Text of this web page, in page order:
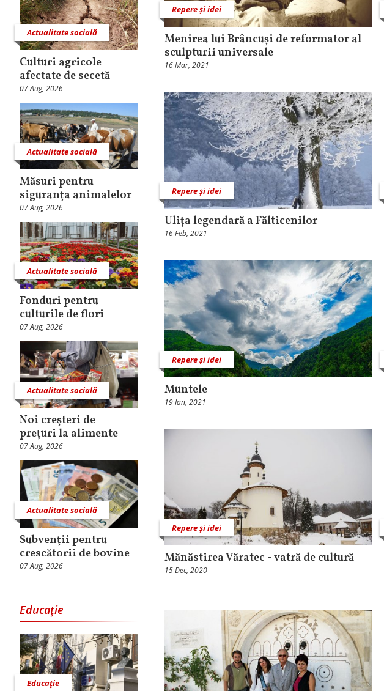
Actualitate socială
Culturi agricole
afectate de secetă
07 Aug, 2026
Actualitate socială
Măsuri pentru
siguranţa animalelor
07 Aug, 2026
Actualitate socială
Fonduri pentru
culturile de flori
07 Aug, 2026
Actualitate socială
Noi creşteri de
preţuri la alimente
07 Aug, 2026
Actualitate socială
Subvenţii pentru
crescătorii de bovine
07 Aug, 2026
Educaţie
Educaţie
Repere și idei
Menirea lui Brâncuși de reformator al
sculpturii universale
16 Mar, 2021
Repere și idei
Ulița legendară a Fălticenilor
16 Feb, 2021
Repere și idei
Muntele
19 Ian, 2021
Repere și idei
Mănăstirea Văratec - vatră de cultură
15 Dec, 2020